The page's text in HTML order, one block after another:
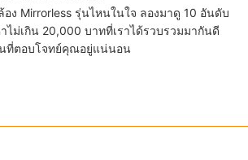
อง Mirrorless รุ่นไหนในใจ ลองมาดู 10 อันดับ
ไม่เกิน 20,000 บาทที่เราได้รวบรวมมากันดี
นที่ตอบโจทย์คุณอยู่แน่นอน